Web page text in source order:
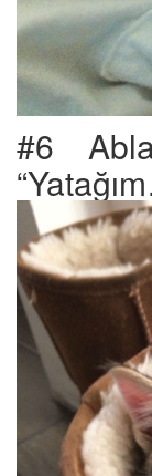
#6